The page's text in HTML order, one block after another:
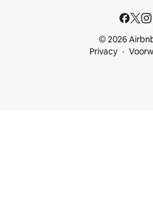
© 2026
Privacy